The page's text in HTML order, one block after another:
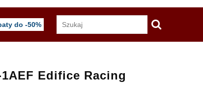
do -50%
Edifice Racing